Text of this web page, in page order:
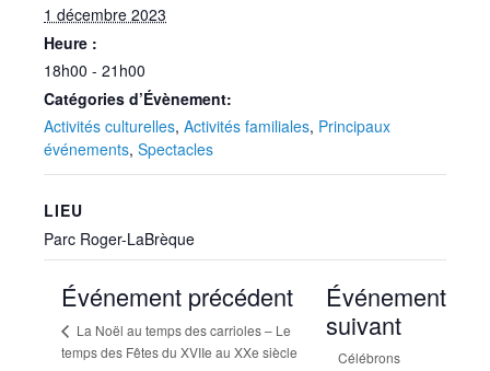
1 décembre 2023
Heure :
18h00 - 21h00
Catégories d’Évènement:
Activités culturelles, Activités familiales, Principaux
événements, Spectacles
LIEU
Parc Roger-LaBrèque
Événement précédent
La Noël au temps des carrioles – Le
temps des Fêtes du XVIIe au XXe siècle
Événement
suivant
Célébrons